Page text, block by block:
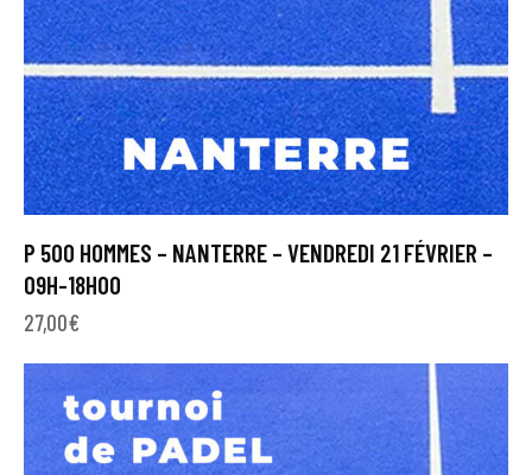
P 500 HOMMES – NANTERRE – VENDREDI 21 FÉVRIER –
09H-18H00
27,00€